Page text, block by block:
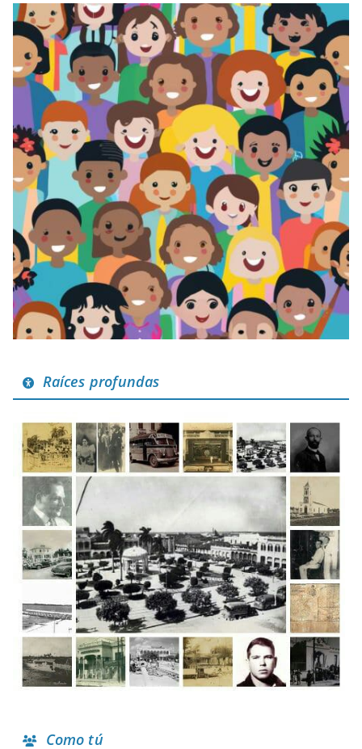
Raíces profundas
Como tú